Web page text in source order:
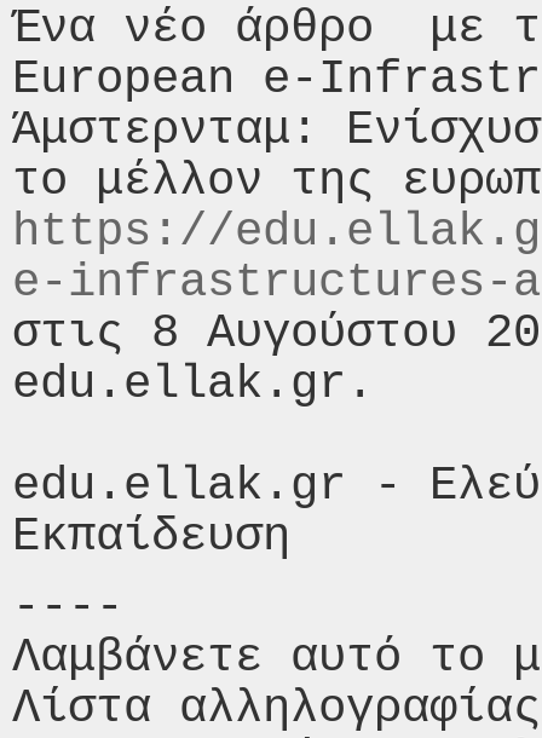
Ένα νέο άρθρο  με
European e-
Άμστερνταμ:
https://
e-infrastructures-
στις 8 Αυγούστου
edu.ellak.gr.
edu.ellak.gr -
----
Λαμβάνετε αυτό το
Λίστα